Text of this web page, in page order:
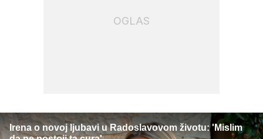
OGLAS
Irena o novoj ljubavi u Radoslavovom životu: 'Mislim